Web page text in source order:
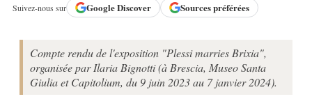
Suivez-nous sur GoogleDiscover Sources préférées
Compte rendu de l'exposition "Plessi marries Brixia",
organisée par Ilaria Bignotti (à Brescia, Museo Santa
Giulia et Capitolium, du 9 juin 2023 au 7 janvier 2024).